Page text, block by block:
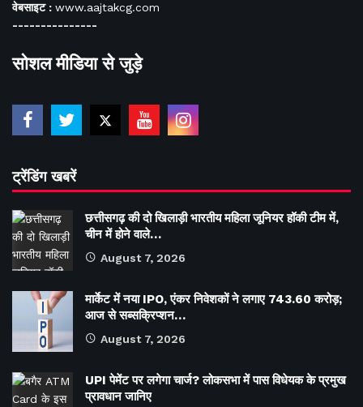
वेबसाइट : www.aajtakcg.com
---------------
सोशल मीडिया से जुड़े
ट्रेंडिंग खबरें
छत्तीसगढ़ की दो खिलाड़ी भारतीय महिला जूनियर हॉकी टीम में,
चीन में होने वाले…
August 7, 2026
मार्केट में नया IPO, एंकर निवेशकों ने लगाए 743.60 करोड़;
आज से सब्सक्रिप्शन…
August 7, 2026
UPI पेमेंट पर लगेगा चार्ज? लोकसभा में पास विधेयक के प्रमुख
प्रावधान जानिए